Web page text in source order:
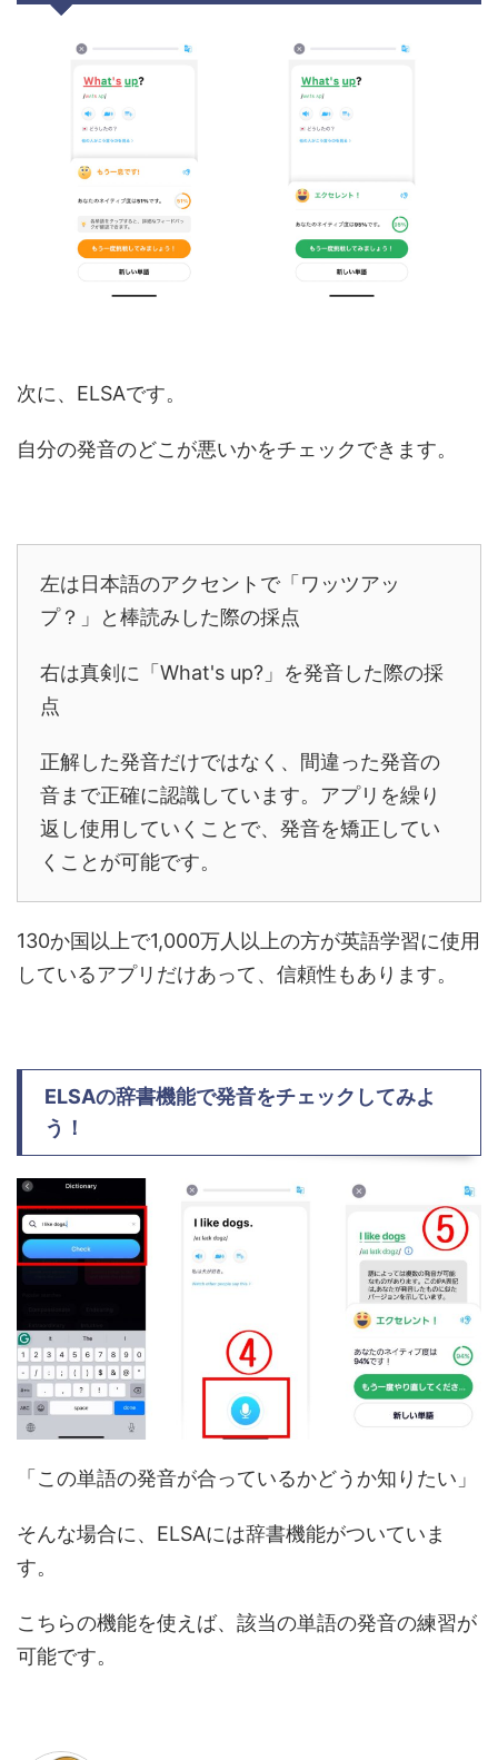
次に、ELSAです。
自分の発音のどこが悪いかをチェックできます。
左は日本語のアクセントで「ワッツアッ
プ？」と棒読みした際の採点
右は真剣に「What's up?」を発音した際の採
点
正解した発音だけではなく、間違った発音の
音まで正確に認識しています。アプリを繰り
返し使用していくことで、発音を矯正してい
くことが可能です。
130か国以上で1,000万人以上の方が英語学習に使用
しているアプリだけあって、信頼性もあります。
ELSAの辞書機能で発音をチェックしてみよ
う！
「この単語の発音が合っているかどうか知りたい」
そんな場合に、ELSAには辞書機能がついていま
す。
こちらの機能を使えば、該当の単語の発音の練習が
可能です。